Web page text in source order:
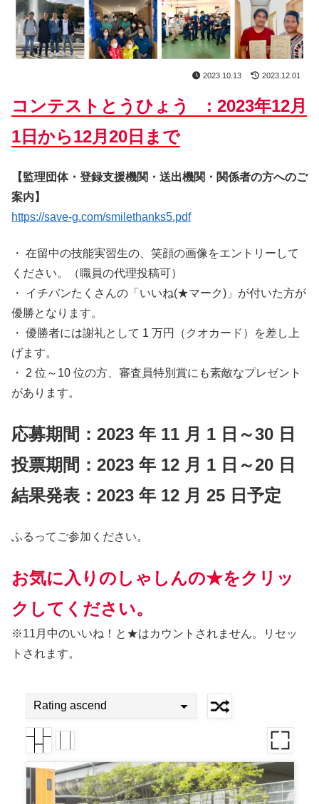
2023.10.13 2023.12.01
コンテストとうひょう : 2023年12月
1日から12月20日まで
【監理団体・登録支援機関・送出機関・関係者の方へのご
案内】
https://save-g.com/smilethanks5.pdf
・ 在留中の技能実習生の、笑顔の画像をエントリーして
ください。（職員の代理投稿可）
・ イチバンたくさんの「いいね(★マーク)」が付いた方が
優勝となります。
・ 優勝者には謝礼として 1 万円（クオカード）を差し上
げます。
・ 2 位～10 位の方、審査員特別賞にも素敵なプレゼント
があります。
応募期間：2023 年 11 月 1 日～30 日
投票期間：2023 年 12 月 1 日～20 日
結果発表：2023 年 12 月 25 日予定
ふるってご参加ください。
お気に入りのしゃしんの★をクリッ
クしてください。
※11月中のいいね！と★はカウントされません。リセッ
トされます。